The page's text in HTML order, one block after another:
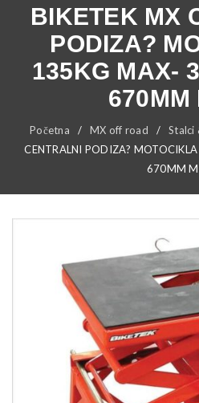
BIKETEK MX
PODIZA?
135KG MAX-
670MM
Početna / MX off road / Stalci
CENTRALNI PODIZA?
670MM